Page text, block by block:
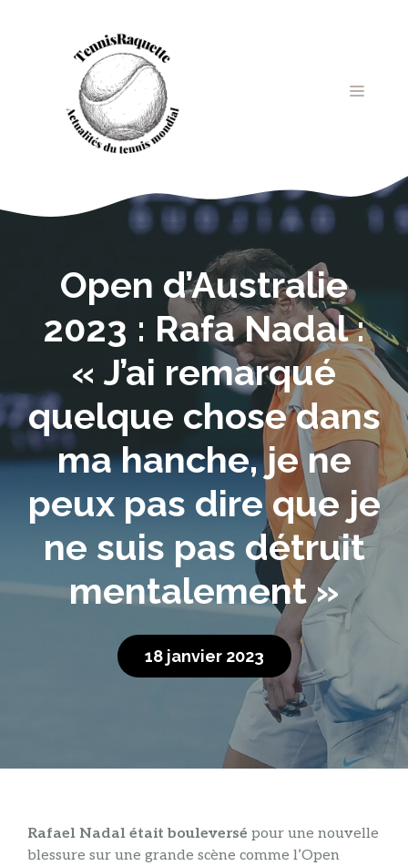
MENU
Open d’Australie
2023 : Rafa Nadal :
« J’ai remarqué
quelque chose dans
ma hanche, je ne
peux pas dire que je
ne suis pas détruit
mentalement »
18 janvier 2023
Rafael Nadal était bouleversé pour une nouvelle
blessure sur une grande scène comme l’Open